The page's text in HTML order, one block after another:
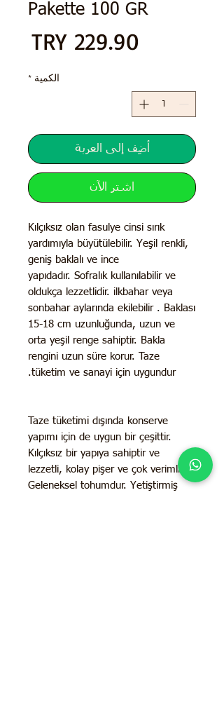
Pakette 100 GR
الكمية *
أضِف إلى العربة
اشترِ الآن
Kılçıksız olan fasulye cinsi sırık
yardımıyla büyütülebilir. Yeşil renkli,
geniş baklalı ve ince
yapıdadır. Sofralık kullanılabilir ve
oldukça lezzetlidir. ilkbahar veya
sonbahar aylarında ekilebilir . Baklası
15-18 cm uzunluğunda, uzun ve
orta yeşil renge sahiptir. Bakla
rengini uzun süre korur. Taze
tüketim ve sanayi için uygundur.
Taze tüketimi dışında konserve
yapımı için de uygun bir çeşittir.
Kılçıksız bir yapıya sahiptir ve
lezzetli, kolay pişer ve çok verimlidir.
Geleneksel tohumdur. Yetiştirmiş